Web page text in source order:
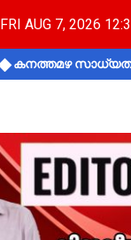
FRI AUG 7, 2026
കനത്തമഴ